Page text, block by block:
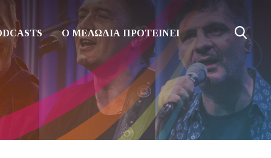
Ο ΜΕΛΩΔΙΑ ΠΡΟΤΕΙΝΕΙ